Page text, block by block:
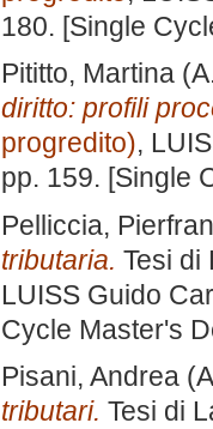
180. [Single
Pititto, Martina
diritto: profili
progredito),
pp. 159. [Single
Pelliccia,
tributaria. Tesi
LUISS Guido
Cycle Master's
Pisani, Andrea
tributari. Tesi di